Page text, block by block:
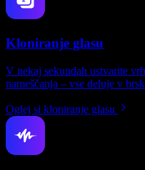
Kloniranje glasu
V nekaj sekundah ustvarite
nameščanja – vse deluje v
Oglej si kloniranje glasu